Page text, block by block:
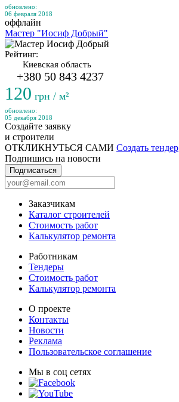
обновлено:
06 февраля 2018
оффлайн
Мастер "Иосиф Добрый"
Рейтинг:
Киевская область
+380 50 843 4237
120 грн / м²
обновлено:
05 декабря 2018
Создайте заявку
и строители
ОТКЛИКНУТЬСЯ САМИ Создать тендер
Подпишись на новости
Подписаться
Заказчикам
Каталог строителей
Стоимость работ
Калькулятор ремонта
Работникам
Тендеры
Стоимость работ
Калькулятор ремонта
О проекте
Контакты
Новости
Реклама
Пользовательское соглашение
Мы в соц сетях